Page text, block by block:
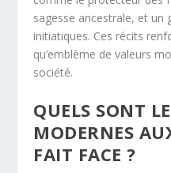
sagesse ancestrale, et un
initiatiques. Ces récits
qu’emblème de valeurs
société.
QUELS SONT
MODERNES
FAIT FACE ?